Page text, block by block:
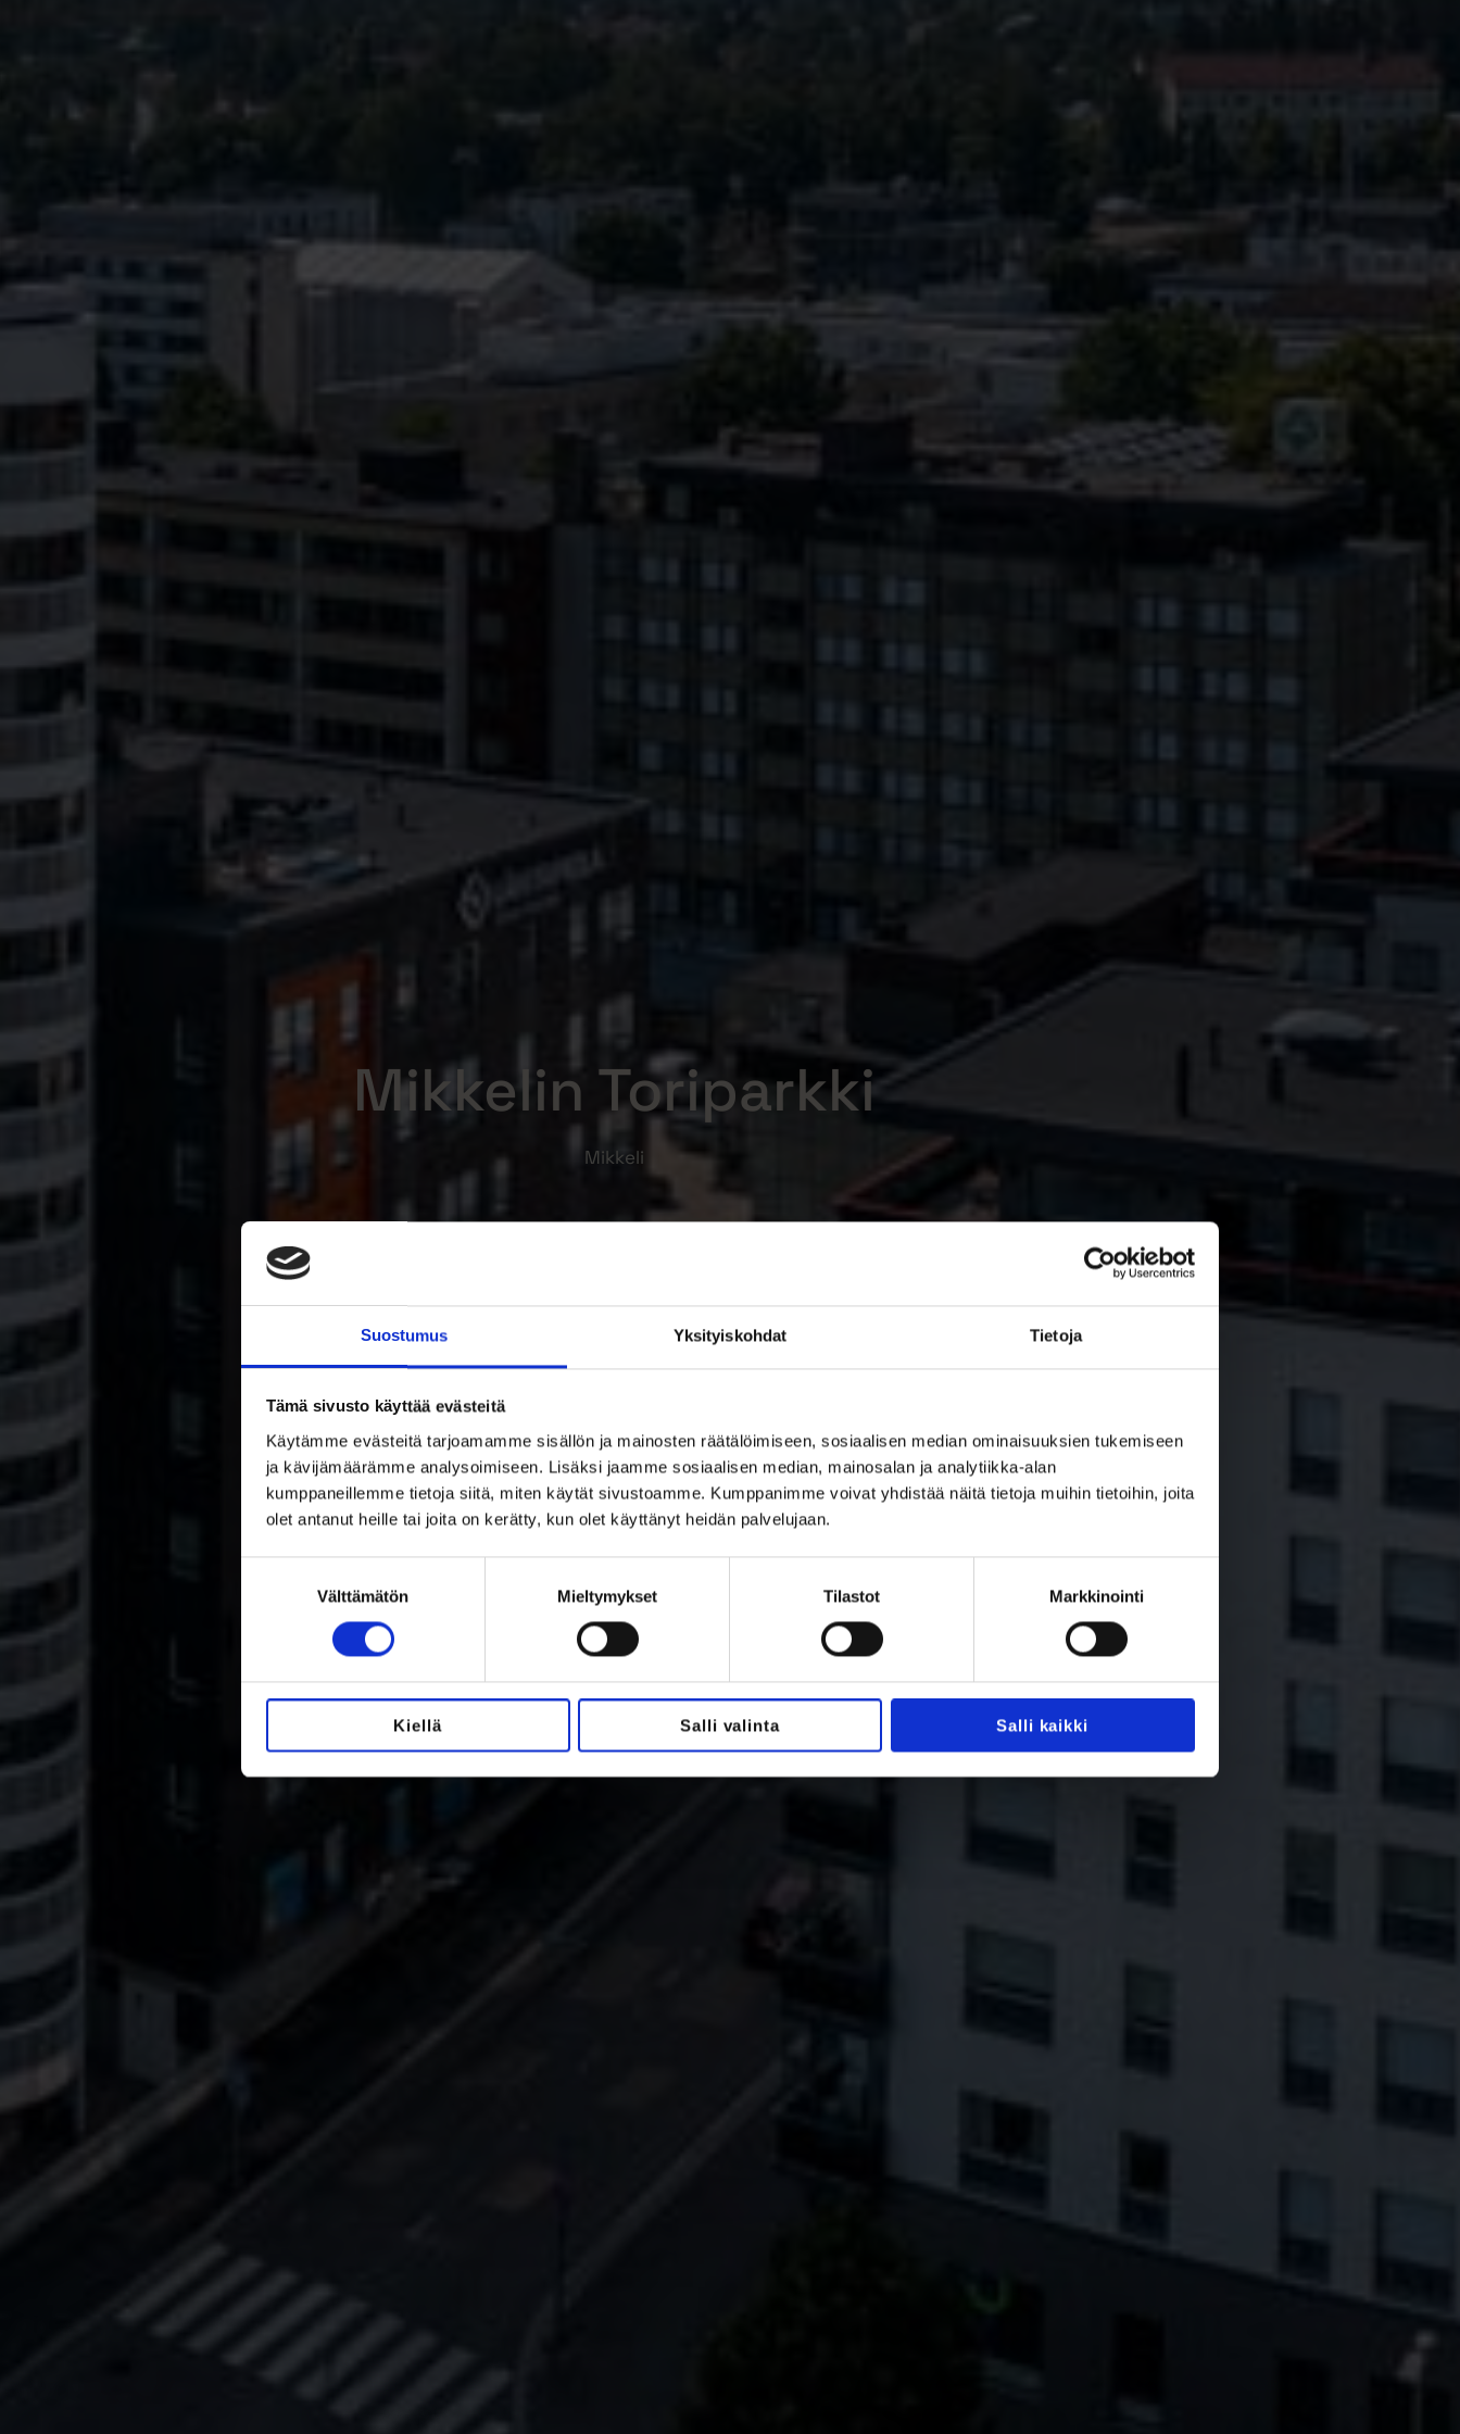
Suostumus Yksityiskohdat Tietoja
Tämä sivusto käyttää evästeitä
Käytämme evästeitä tarjoamamme sisällön ja mainosten räätälöimiseen, sosiaalisen median ominaisuuksien tukemiseen
ja kävijämäärämme analysoimiseen. Lisäksi jaamme sosiaalisen median, mainosalan ja analytiikka-alan
kumppaneillemme tietoja siitä, miten käytät sivustoamme. Kumppanimme voivat yhdistää näitä tietoja muihin tietoihin, joita
olet antanut heille tai joita on kerätty, kun olet käyttänyt heidän palvelujaan.
Välttämätön Mieltymykset Tilastot Markkinointi
Kiellä Salli valinta Salli kaikki
Mikkelin Toriparkki
Mikkeli